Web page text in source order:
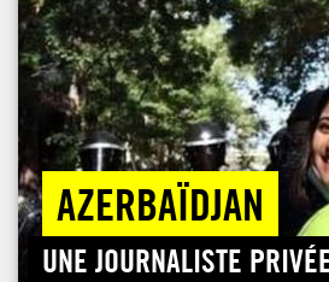
AZERBAÏDJAN
UNE JOURNALISTE